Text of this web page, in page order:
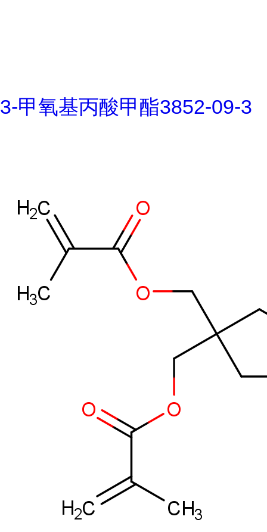
3-甲氧基丙酸甲酯3852-09-3